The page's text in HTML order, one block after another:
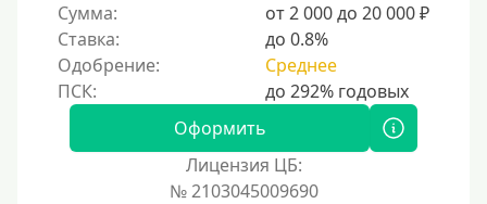
Сумма:
от 2 000 до 20 000 ₽
Ставка:
до 0.8%
Одобрение:
Среднее
Оформить
Лицензия ЦБ:
№ 2103045009690